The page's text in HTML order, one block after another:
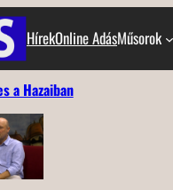
HírekOnline AdásMűsorok
a Hazaiban